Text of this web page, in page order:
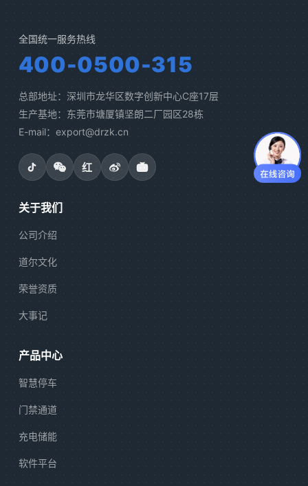
全国统一服务热线
400-0500-315
总部地址：深圳市龙华区数字创新中心C座17层
生产基地：东莞市塘厦镇坚朗二厂园区28栋
E-mail：export@drzk.cn
红
关于我们
公司介绍
道尔文化
荣誉资质
大事记
产品中心
智慧停车
门禁通道
充电储能
软件平台